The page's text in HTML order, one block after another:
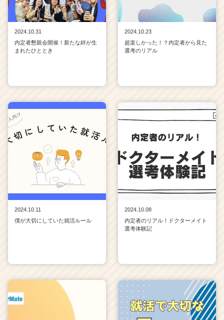
2024.10.31
内定者懇親会開催！新たな絆が生
まれたひととき
2024.10.23
超楽しかった！？内定者から見た
選考のリアル
2024.10.11
僕が大切にしていた就活ルール
2024.10.08
内定者のリアル！ドクターメイト
選考体験記